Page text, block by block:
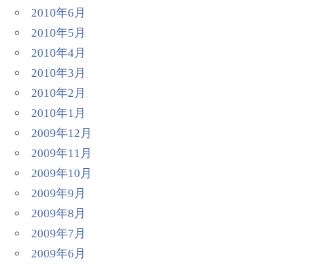
2010年6月
2010年5月
2010年4月
2010年3月
2010年2月
2010年1月
2009年12月
2009年11月
2009年10月
2009年9月
2009年8月
2009年7月
2009年6月